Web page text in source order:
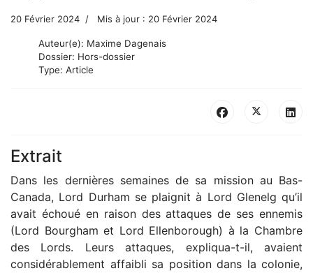
20 Février 2024 Mis à jour : 20 Février 2024
Auteur(e): Maxime Dagenais
Dossier: Hors-dossier
Type: Article
Extrait
Dans les dernières semaines de sa mission au Bas-
Canada, Lord Durham se plaignit à Lord Glenelg qu’il
avait échoué en raison des attaques de ses ennemis
(Lord Bourgham et Lord Ellenborough) à la Chambre
des Lords. Leurs attaques, expliqua-t-il, avaient
considérablement affaibli sa position dans la colonie,